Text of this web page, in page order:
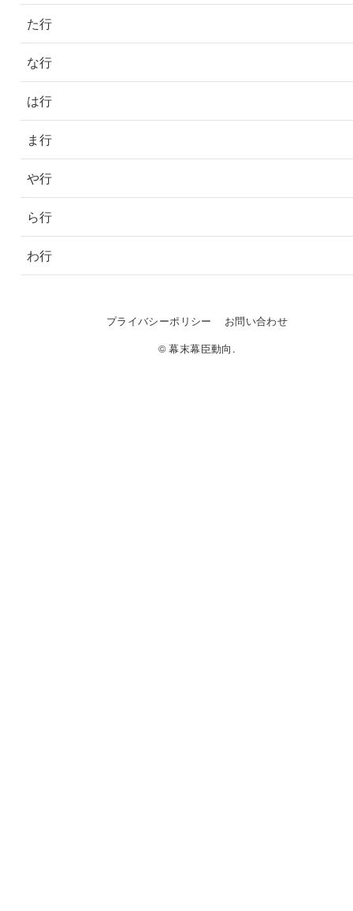
た行
な行
は行
ま行
や行
ら行
わ行
プライバシーポリシー
お問い合わせ
© 幕末幕臣動向.